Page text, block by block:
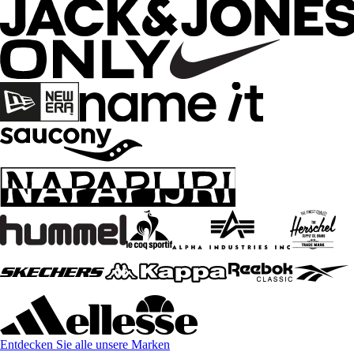
Entdecken Sie alle unsere Marken